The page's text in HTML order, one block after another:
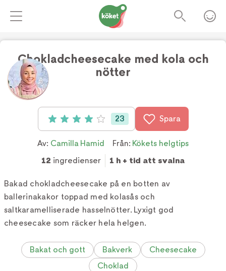
Chokladcheesecake med kola och
nötter
Betyg: 4 av 5 (23 röster)
23 Spara
Av: Camilla Hamid Från: Kökets helgtips
12 ingredienser 1 h + tid att svalna
Bakad chokladcheesecake på en botten av
ballerinakakor toppad med kolasås och
saltkaramelliserade hasselnötter. Lyxigt god
cheesecake som räcker hela helgen.
Bakat och gott Bakverk
Cheesecake
Choklad